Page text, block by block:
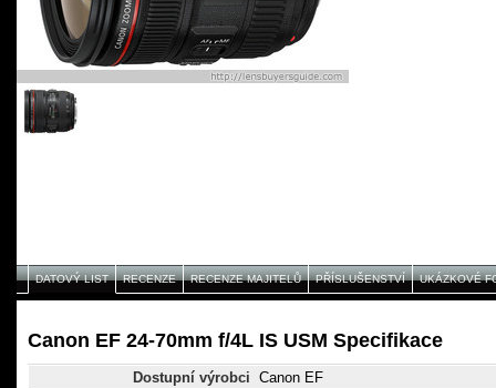
DATOVÝ LIST RECENZE RECENZE MAJITELŮ PŘÍSLUŠENSTVÍ UKÁZKOVÉ
Canon EF 24-70mm f/4L IS USM Specifikace
Dostupní výrobci Canon EF